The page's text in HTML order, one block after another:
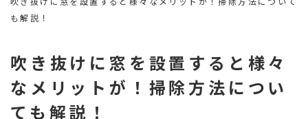
も解説！
吹き抜けに窓を設置すると様々
なメリットが！掃除方法につい
ても解説！